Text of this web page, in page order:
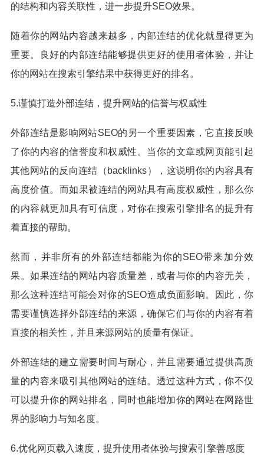
的结构和内容关联性，进一步提升SEO效果。
随着你的网站内容越来越多，内部连结的优化就显得更为
重要。良好的内部连结能够提供更好的使用者体验，并让
你的网站在搜索引擎结果中获得更好的排名。
5.谨慎打造外部连结，提升网站的信誉与权威性
外部连结是影响网站SEO的另一个重要因素，它直接反映
了你的内容的信誉度和权威性。当你的文章或网页能引起
其他网站的反向连结（backlinks），这说明你的内容具有
高度价值。而如果被连结的网站具有高度权威性，那么你
的内容就更加具有可信度，对你在搜索引擎排名的提升有
着直接的帮助。
然而，并非所有的外部连结都能为你的SEO带来加分效
果。如果连结的网站内容质量差，或者与你的内容无关，
那么这种连结可能会对你的SEO造成负面影响。因此，你
需要谨慎选择外部连结的来源，确保它们与你的内容有着
直接的相关性，并且来源网站的质量有保证。
外部连结的建立需要时间与耐心，并且需要通过提供高质
量的内容来吸引其他网站的连结。透过这种方式，你不仅
可以提升你的网站排名，同时也能增加你的网站在网路世
界的影响力与知名度。
6.优化网页载入速度，提升使用者体验与搜索引擎善感度